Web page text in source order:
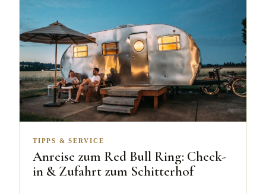
TIPPS & SERVICE
Anreise zum Red Bull Ring: Check-
in & Zufahrt zum Schitterhof